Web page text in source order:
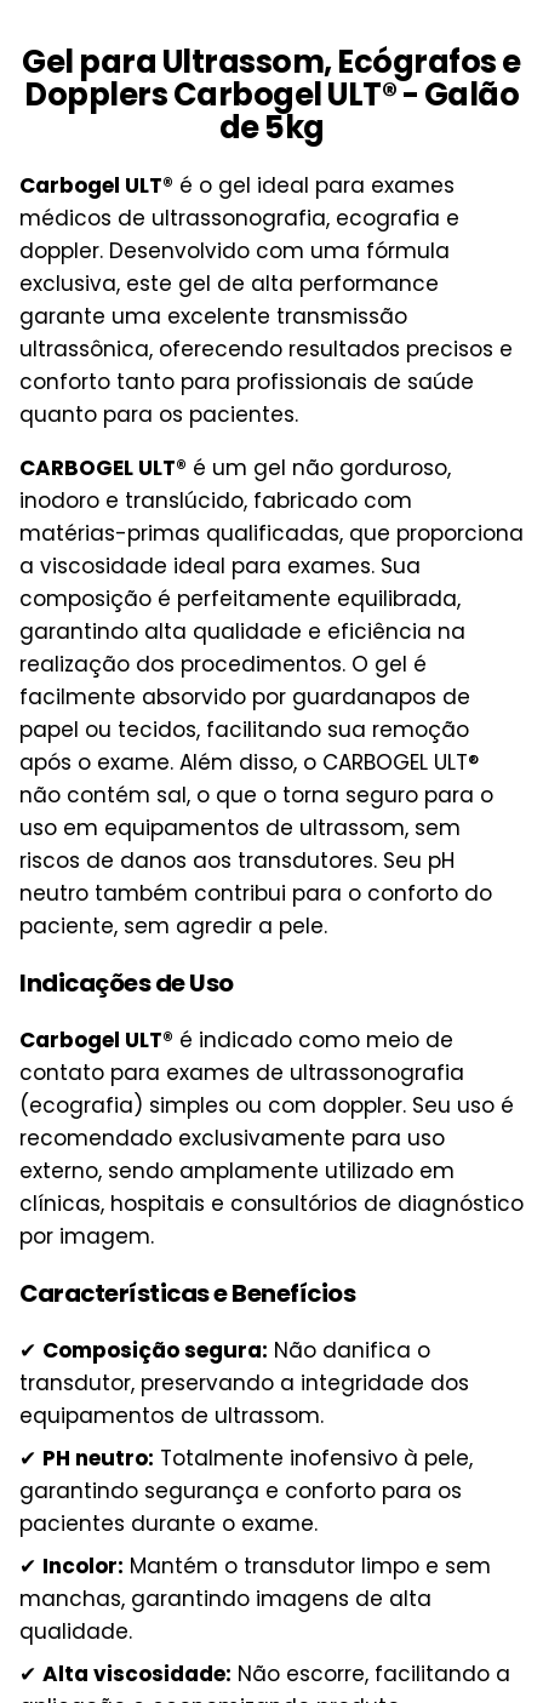
Gel para Ultrassom, Ecógrafos e
Dopplers Carbogel ULT® - Galão
de 5kg
Carbogel ULT® é o gel ideal para exames
médicos de ultrassonografia, ecografia e
doppler. Desenvolvido com uma fórmula
exclusiva, este gel de alta performance
garante uma excelente transmissão
ultrassônica, oferecendo resultados precisos e
conforto tanto para profissionais de saúde
quanto para os pacientes.
CARBOGEL ULT® é um gel não gorduroso,
inodoro e translúcido, fabricado com
matérias-primas qualificadas, que proporciona
a viscosidade ideal para exames. Sua
composição é perfeitamente equilibrada,
garantindo alta qualidade e eficiência na
realização dos procedimentos. O gel é
facilmente absorvido por guardanapos de
papel ou tecidos, facilitando sua remoção
após o exame. Além disso, o CARBOGEL ULT®
não contém sal, o que o torna seguro para o
uso em equipamentos de ultrassom, sem
riscos de danos aos transdutores. Seu pH
neutro também contribui para o conforto do
paciente, sem agredir a pele.
Indicações de Uso
Carbogel ULT® é indicado como meio de
contato para exames de ultrassonografia
(ecografia) simples ou com doppler. Seu uso é
recomendado exclusivamente para uso
externo, sendo amplamente utilizado em
clínicas, hospitais e consultórios de diagnóstico
por imagem.
Características e Benefícios
✔ Composição segura: Não danifica o
transdutor, preservando a integridade dos
equipamentos de ultrassom.
✔ PH neutro: Totalmente inofensivo à pele,
garantindo segurança e conforto para os
pacientes durante o exame.
✔ Incolor: Mantém o transdutor limpo e sem
manchas, garantindo imagens de alta
qualidade.
✔ Alta viscosidade: Não escorre, facilitando a